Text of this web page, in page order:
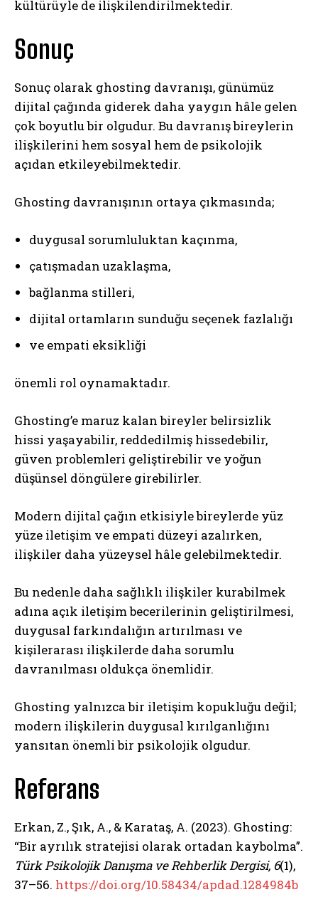
Gizlilik politikasını
kültürüyle de ilişkilendirilmektedir.
Sonuç
Sonuç olarak ghosting davranışı, günümüz
dijital çağında giderek daha yaygın hâle gelen
çok boyutlu bir olgudur. Bu davranış bireylerin
ilişkilerini hem sosyal hem de psikolojik
açıdan etkileyebilmektedir.
Ghosting davranışının ortaya çıkmasında;
duygusal sorumluluktan kaçınma,
çatışmadan uzaklaşma,
bağlanma stilleri,
dijital ortamların sunduğu seçenek fazlalığı
ve empati eksikliği
önemli rol oynamaktadır.
Ghosting’e maruz kalan bireyler belirsizlik
hissi yaşayabilir, reddedilmiş hissedebilir,
güven problemleri geliştirebilir ve yoğun
düşünsel döngülere girebilirler.
Modern dijital çağın etkisiyle bireylerde yüz
yüze iletişim ve empati düzeyi azalırken,
ilişkiler daha yüzeysel hâle gelebilmektedir.
Bu nedenle daha sağlıklı ilişkiler kurabilmek
adına açık iletişim becerilerinin geliştirilmesi,
duygusal farkındalığın artırılması ve
kişilerarası ilişkilerde daha sorumlu
davranılması oldukça önemlidir.
Ghosting yalnızca bir iletişim kopukluğu değil;
modern ilişkilerin duygusal kırılganlığını
yansıtan önemli bir psikolojik olgudur.
Referans
Erkan, Z., Şık, A., & Karataş, A. (2023). Ghosting:
“Bir ayrılık stratejisi olarak ortadan kaybolma”.
Türk Psikolojik Danışma ve Rehberlik Dergisi, 6(1),
37–56. https://doi.org/10.58434/apdad.1284984b